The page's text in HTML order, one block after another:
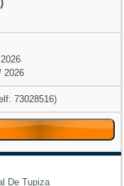
2026
73028516)
De Tupiza